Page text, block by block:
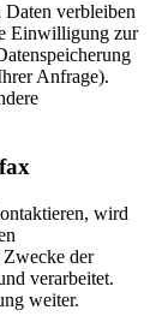
verbleiben
Einwilligung zur
Anfrage).
wird
Zwecke der
verarbeitet.
weiter.